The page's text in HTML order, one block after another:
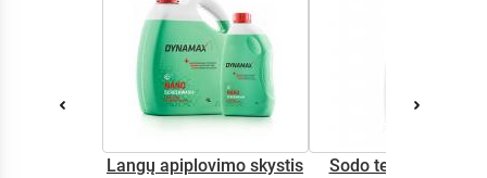
Langų apiplovimo skystis
Sodo technikos